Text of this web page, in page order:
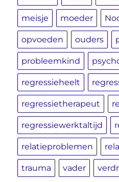
meisje moeder
opvoeden ouders
probleemkind
regressieheelt
regressietherapeut
regressiewerktaltijd
relatieproblemen
trauma vader